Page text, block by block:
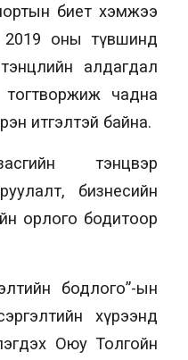
биет хэмжээ
2019 оны түвшинд
тэнцлийн алдагдал
чадна
итгэлтэй байна.
тэнцвэр
бизнесийн
орлого бодитоор
бодлого”-ын
хүрээнд
Оюу Толгойн